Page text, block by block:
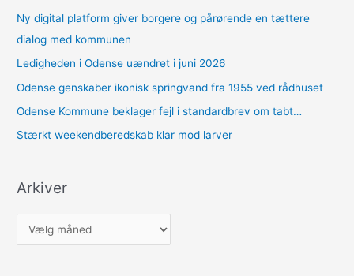
Ny digital platform giver borgere og pårørende en tættere
dialog med kommunen
Ledigheden i Odense uændret i juni 2026
Odense genskaber ikonisk springvand fra 1955 ved rådhuset
Odense Kommune beklager fejl i standardbrev om tabt…
Stærkt weekendberedskab klar mod larver
Arkiver
r